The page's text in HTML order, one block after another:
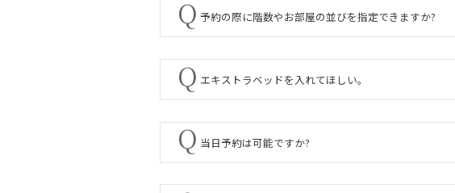
予約の際に階数やお部屋の並びを指定できますか?
エキストラベッドを入れてほしい。
当日予約は可能ですか?